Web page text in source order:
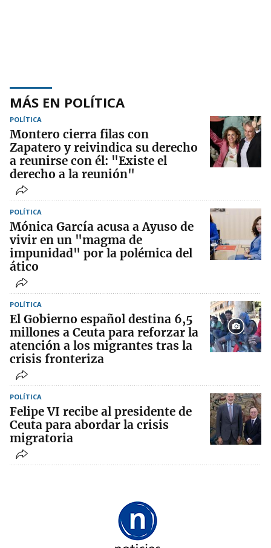
MÁS EN POLÍTICA
POLÍTICA
Montero cierra filas con
Zapatero y reivindica su derecho
a reunirse con él: "Existe el
derecho a la reunión"
POLÍTICA
Mónica García acusa a Ayuso de
vivir en un "magma de
impunidad" por la polémica del
ático
POLÍTICA
El Gobierno español destina 6,5
millones a Ceuta para reforzar la
atención a los migrantes tras la
crisis fronteriza
POLÍTICA
Felipe VI recibe al presidente de
Ceuta para abordar la crisis
migratoria